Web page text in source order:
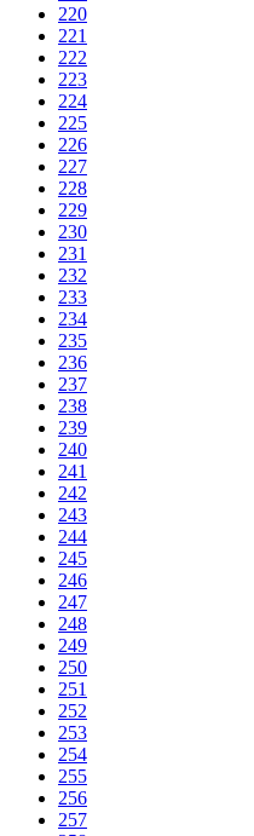
220
221
222
223
224
225
226
227
228
229
230
231
232
233
234
235
236
237
238
239
240
241
242
243
244
245
246
247
248
249
250
251
252
253
254
255
256
257